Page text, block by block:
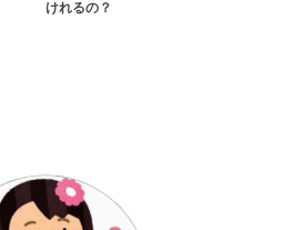
けれるの？